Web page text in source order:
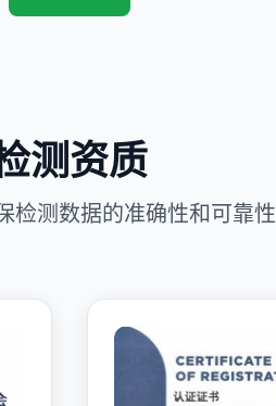
测资质
检测数据的准确性和可靠性